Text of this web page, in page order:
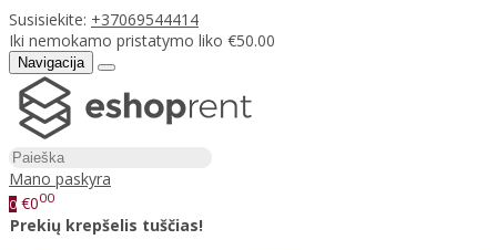
Susisiekite: +37069544414
Iki nemokamo pristatymo liko €50.00
Navigacija
Mano paskyra
0 €000
Prekių krepšelis tuščias!